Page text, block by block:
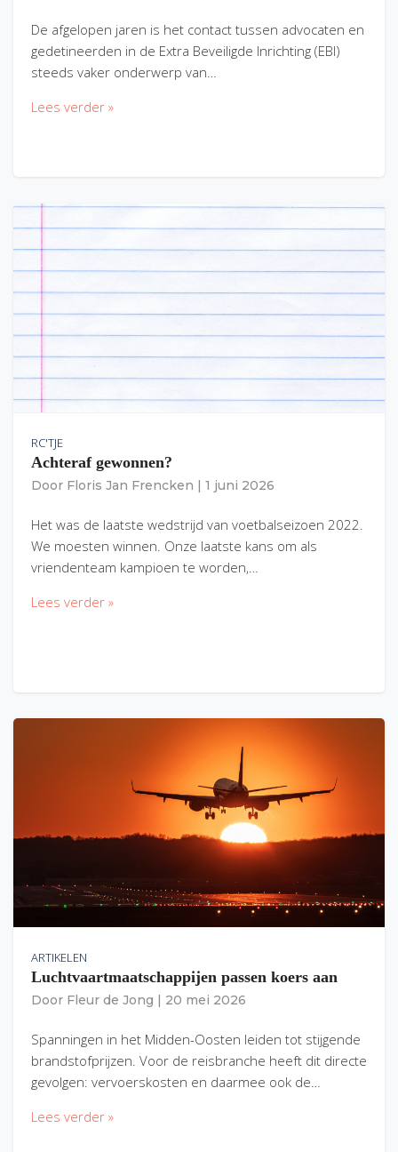
De afgelopen jaren is het contact tussen advocaten en
gedetineerden in de Extra Beveiligde Inrichting (EBI)
steeds vaker onderwerp van…
Lees verder »
RC'TJE
Achteraf gewonnen?
Door Floris Jan Frencken 1 juni 2026
Het was de laatste wedstrijd van voetbalseizoen 2022.
We moesten winnen. Onze laatste kans om als
vriendenteam kampioen te worden,…
Lees verder »
ARTIKELEN
Luchtvaartmaatschappijen passen koers aan
Door Fleur de Jong 20 mei 2026
Spanningen in het Midden-Oosten leiden tot stijgende
brandstofprijzen. Voor de reisbranche heeft dit directe
gevolgen: vervoerskosten en daarmee ook de…
Lees verder »